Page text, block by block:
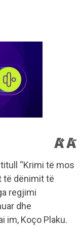
“Krimi të mos
të dënimit të
regjimi
dhe
im, Koço Plaku.